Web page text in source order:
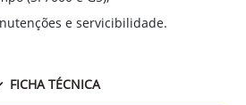
e servicibilidade.
FICHA TÉCNICA